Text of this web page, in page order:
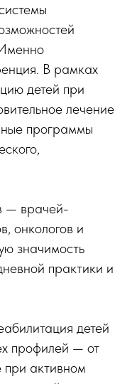
В рамках
детей при
лечение
программы
— врачей-
онкологов и
значимость
практики и
детей
профилей — от
при активном